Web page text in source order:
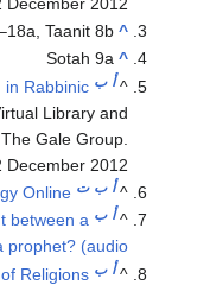
^
Taanit 8b
^
Sotah 9a
^أ ب in Rabbinic
Library and
Gale Group
December 2012
^أ ب ت Online
^أ ب between a
prophet? (audio)
^أ ب Religions